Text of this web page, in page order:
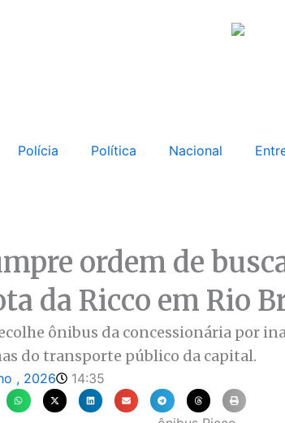
Polícia Política Nacional
ordem de
da Ricco em Rio
ônibus da concessionária por
do transporte público da capital.
, 2026 14:35